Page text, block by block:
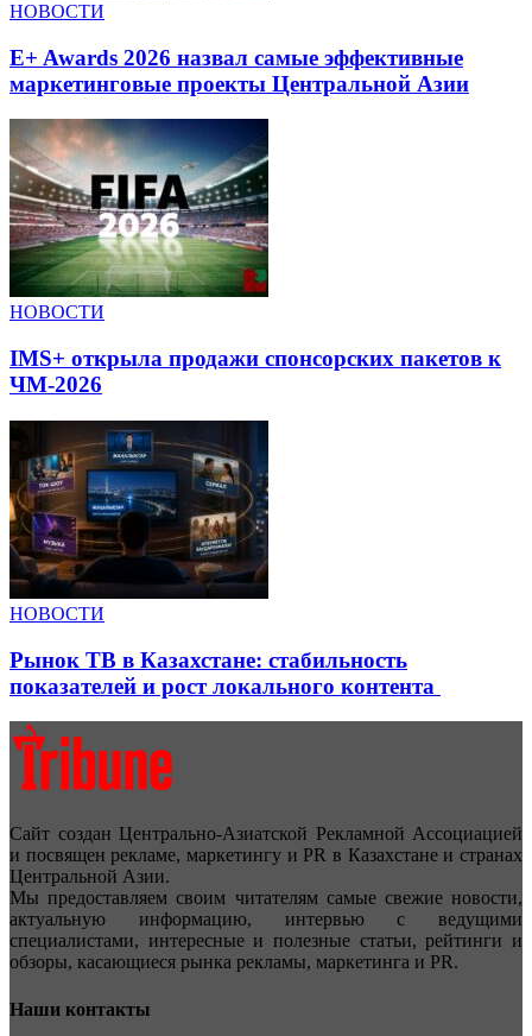
НОВОСТИ
E+ Awards 2026 назвал самые эффективные
маркетинговые проекты Центральной Азии
НОВОСТИ
IMS+ открыла продажи спонсорских пакетов к
ЧМ-2026
НОВОСТИ
Рынок ТВ в Казахстане: стабильность
показателей и рост локального контента
Сайт создан Центрально-Азиатской Рекламной Ассоциацией
и посвящен рекламе, маркетингу и PR в Казахстане и странах
Центральной Азии.
Мы предоставляем своим читателям самые свежие новости,
актуальную информацию, интервью с ведущими
специалистами, интересные и полезные статьи, рейтинги и
обзоры, касающиеся рынка рекламы, маркетинга и PR.
Наши контакты